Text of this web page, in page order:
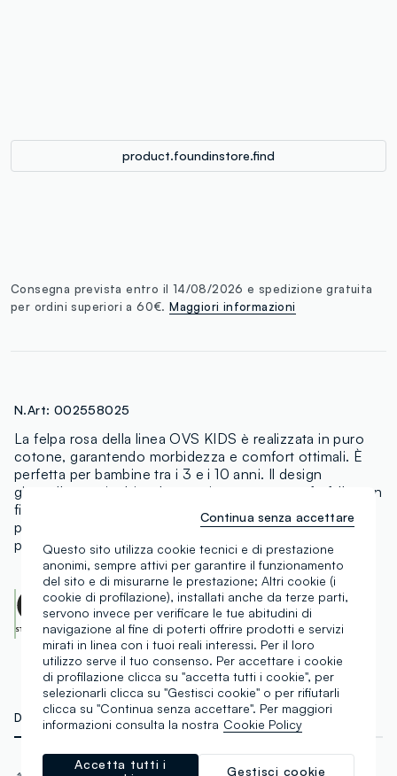
product.foundinstore.find
Consegna prevista entro il 14/08/2026 e spedizione gratuita
per ordini superiori a 60€.Maggiori informazioni
N.Art: 002558025
La felpa rosa della linea OVS KIDS è realizzata in puro
cotone, garantendo morbidezza e comfort ottimali. È
perfetta per bambine tra i 3 e i 10 anni. Il design
girocollo è arricchito da una vivace stampa a farfalla con
fiori, che aggiunge un tocco di allegria al capo. Ideale
per creare outfit casual e pratici nella stagione
primaverile ed estiva.
OEKO-TEX class I
CENTROCOT: 0906991.O
Scopri di più
DETTAGLI TECNICI MATERIALI E FILIERA
Materiale
Tessuto
Questo sito utilizza cookie tecnici e di prestazione
anonimi, sempre attivi per garantire il funzionamento
del sito e di misurarne le prestazione; Altri cookie (i
cookie di profilazione), installati anche da terze parti,
servono invece per verificare le tue abitudini di
navigazione al fine di poterti offrire prodotti e servizi
mirati in linea con i tuoi reali interessi. Per il loro
utilizzo serve il tuo consenso. Per accettare i cookie
di profilazione clicca su "accetta tutti i cookie", per
selezionarli clicca su "Gestisci cookie" o per rifiutarli
clicca su "Continua senza accettare". Per maggiori
informazioni consulta la nostra Cookie Policy
Gestisci cookie
Accetta tutti i
Continua senza accettare